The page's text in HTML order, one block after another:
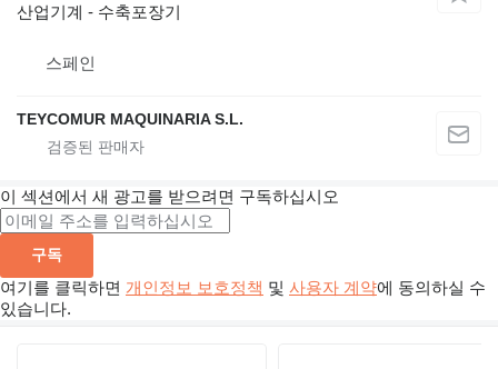
산업기계 - 수축포장기
스페인
TEYCOMUR MAQUINARIA S.L.
이 섹션에서 새 광고를 받으려면 구독하십시오
구독
여기를 클릭하면 개인정보 보호정책 및 사용자 계약에 동의하실 수
있습니다.